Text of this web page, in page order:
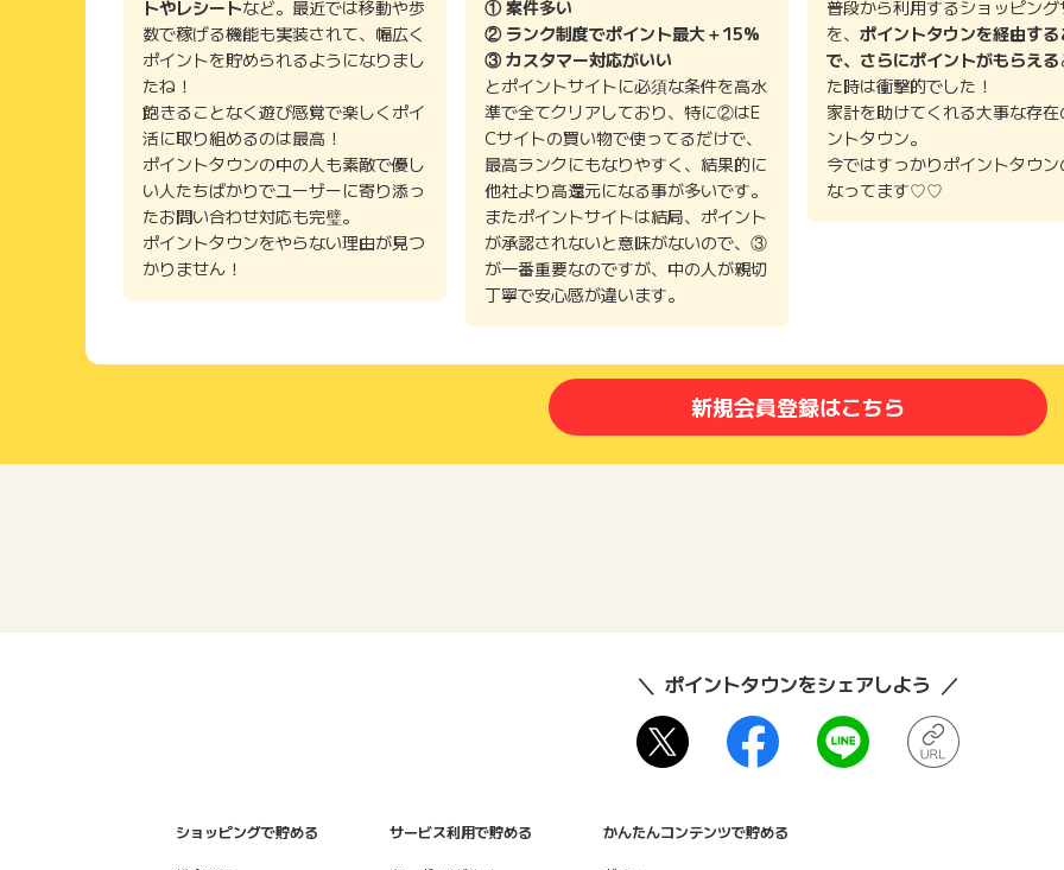
トやレシートなど。最近では移動や歩
数で稼げる機能も実装されて、幅広く
ポイントを貯められるようになりまし
たね！
飽きることなく遊び感覚で楽しくポイ
活に取り組めるのは最高！
ポイントタウンの中の人も素敵で優し
い人たちばかりでユーザーに寄り添っ
たお問い合わせ対応も完璧。
ポイントタウンをやらない理由が見つ
かりません！
① 案件多い
② ランク制度でポイント最大＋15%
③ カスタマー対応がいい
とポイントサイトに必須な条件を高水
準で全てクリアしており、特に②はE
Cサイトの買い物で使ってるだけで、
最高ランクにもなりやすく、結果的に
他社より高還元になる事が多いです。
またポイントサイトは結局、ポイント
が承認されないと意味がないので、③
が一番重要なのですが、中の人が親切
丁寧で安心感が違います。
普段から利用するショッピン
を、 ポイントタウンを経由する
で、さらにポイントがもらえる
た時は衝撃的でした！
家計を助けてくれる大事な存
ントタウン。
今ではすっかりポイントタウ
なってます♡♡
新規会員登録はこちら
ポイントタウンをシェアしよう
ショッピングで貯める サービス利用で貯める かんたんコンテンツで貯める